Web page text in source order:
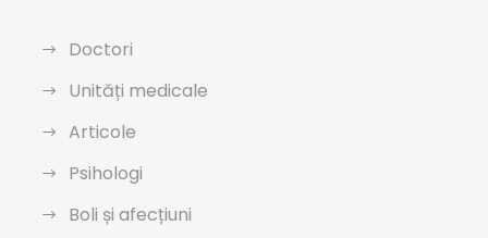
Doctori
Unități medicale
Articole
Psihologi
Boli și afecțiuni